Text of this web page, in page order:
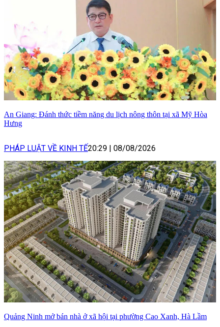
An Giang: Đánh thức tiềm năng du lịch nông thôn tại xã Mỹ Hòa
Hưng
PHÁP LUẬT VỀ KINH TẾ20:29 | 08/08/2026
Quảng Ninh mở bán nhà ở xã hội tại phường Cao Xanh, Hà Lầm